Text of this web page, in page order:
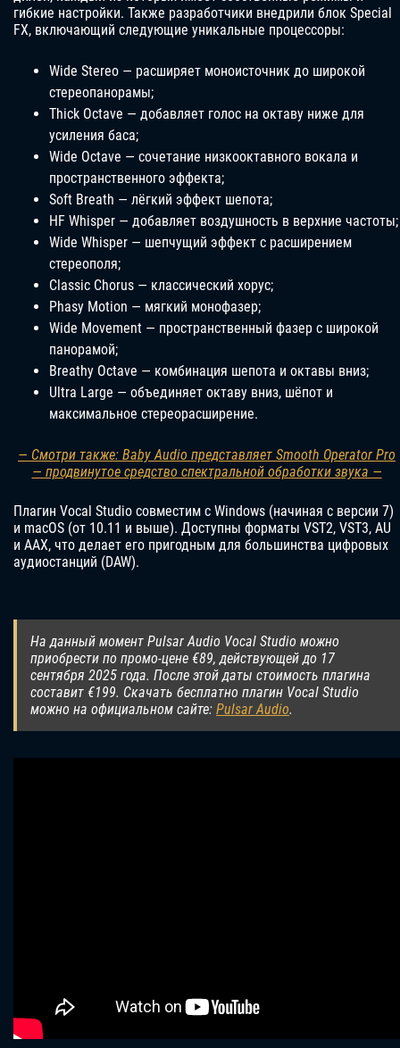
гибкие настройки. Также разработчики внедрили блок Special
FX, включающий следующие уникальные процессоры:
Wide Stereo — расширяет моноисточник до широкой
стереопанорамы;
Thick Octave — добавляет голос на октаву ниже для
усиления баса;
Wide Octave — сочетание низкооктавного вокала и
пространственного эффекта;
Soft Breath — лёгкий эффект шепота;
HF Whisper — добавляет воздушность в верхние частоты;
Wide Whisper — шепчущий эффект с расширением
стереополя;
Classic Chorus — классический хорус;
Phasy Motion — мягкий монофазер;
Wide Movement — пространственный фазер с широкой
панорамой;
Breathy Octave — комбинация шепота и октавы вниз;
Ultra Large — объединяет октаву вниз, шёпот и
максимальное стереорасширение.
— Смотри также: Baby Audio представляет Smooth Operator Pro
— продвинутое средство спектральной обработки звука —
Плагин Vocal Studio совместим с Windows (начиная с версии 7)
и macOS (от 10.11 и выше). Доступны форматы VST2, VST3, AU
и AAX, что делает его пригодным для большинства цифровых
аудиостанций (DAW).
На данный момент Pulsar Audio Vocal Studio можно
приобрести по промо-цене €89, действующей до 17
сентября 2025 года. После этой даты стоимость плагина
составит €199. Скачать бесплатно плагин Vocal Studio
можно на официальном сайте: Pulsar Audio.